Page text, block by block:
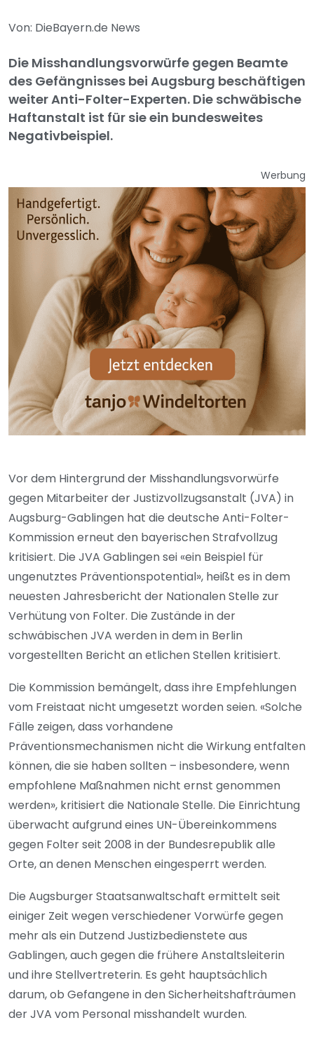
Von: DieBayern.de News
Die Misshandlungsvorwürfe gegen Beamte
des Gefängnisses bei Augsburg beschäftigen
weiter Anti-Folter-Experten. Die schwäbische
Haftanstalt ist für sie ein bundesweites
Negativbeispiel.
Werbung
Vor dem Hintergrund der Misshandlungsvorwürfe
gegen Mitarbeiter der Justizvollzugsanstalt (JVA) in
Augsburg-Gablingen hat die deutsche Anti-Folter-
Kommission erneut den bayerischen Strafvollzug
kritisiert. Die JVA Gablingen sei «ein Beispiel für
ungenutztes Präventionspotential», heißt es in dem
neuesten Jahresbericht der Nationalen Stelle zur
Verhütung von Folter. Die Zustände in der
schwäbischen JVA werden in dem in Berlin
vorgestellten Bericht an etlichen Stellen kritisiert.
Die Kommission bemängelt, dass ihre Empfehlungen
vom Freistaat nicht umgesetzt worden seien. «Solche
Fälle zeigen, dass vorhandene
Präventionsmechanismen nicht die Wirkung entfalten
können, die sie haben sollten – insbesondere, wenn
empfohlene Maßnahmen nicht ernst genommen
werden», kritisiert die Nationale Stelle. Die Einrichtung
überwacht aufgrund eines UN-Übereinkommens
gegen Folter seit 2008 in der Bundesrepublik alle
Orte, an denen Menschen eingesperrt werden.
Die Augsburger Staatsanwaltschaft ermittelt seit
einiger Zeit wegen verschiedener Vorwürfe gegen
mehr als ein Dutzend Justizbedienstete aus
Gablingen, auch gegen die frühere Anstaltsleiterin
und ihre Stellvertreterin. Es geht hauptsächlich
darum, ob Gefangene in den Sicherheitshafträumen
der JVA vom Personal misshandelt wurden.